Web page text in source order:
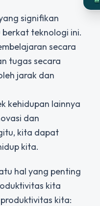
signifikan
teknologi ini.
secara
tugas secara
jarak dan
kehidupan lainnya
dan
kita dapat
kita.
hal yang penting
kita
kita: